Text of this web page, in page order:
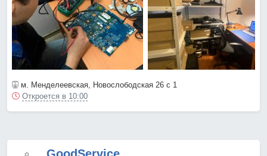
м. Менделеевская, Новослободская 26 с 1
Откроется в 10:00